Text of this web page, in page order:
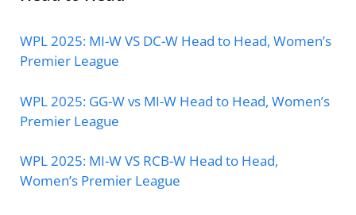
WPL 2025: MI-W VS DC-W Head to Head, Women’s
Premier League
WPL 2025: GG-W vs MI-W Head to Head, Women’s
Premier League
WPL 2025: MI-W VS RCB-W Head to Head,
Women’s Premier League